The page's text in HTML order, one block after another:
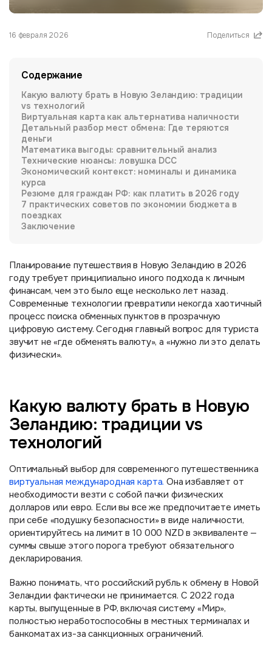
16 февраля 2026 Поделиться
Содержание
Какую валюту брать в Новую Зеландию: традиции
vs технологий
Виртуальная карта как альтернатива наличности
Детальный разбор мест обмена: Где теряются
деньги
Математика выгоды: сравнительный анализ
Технические нюансы: ловушка DCC
Экономический контекст: номиналы и динамика
курса
Резюме для граждан РФ: как платить в 2026 году
7 практических советов по экономии бюджета в
поездках
Заключение
Планирование путешествия в Новую Зеландию в 2026
году требует принципиально иного подхода к личным
финансам, чем это было еще несколько лет назад.
Современные технологии превратили некогда хаотичный
процесс поиска обменных пунктов в прозрачную
цифровую систему. Сегодня главный вопрос для туриста
звучит не «где обменять валюту», а «нужно ли это делать
физически».
Какую валюту брать в Новую
Зеландию: традиции vs
технологий
Оптимальный выбор для современного путешественника
виртуальная международная карта. Она избавляет от
необходимости везти с собой пачки физических
долларов или евро. Если вы все же предпочитаете иметь
при себе «подушку безопасности» в виде наличности,
ориентируйтесь на лимит в 10 000 NZD в эквиваленте —
суммы свыше этого порога требуют обязательного
декларирования.
Важно понимать, что российский рубль к обмену в Новой
Зеландии фактически не принимается. С 2022 года
карты, выпущенные в РФ, включая систему «Мир»,
полностью неработоспособны в местных терминалах и
банкоматах из-за санкционных ограничений.